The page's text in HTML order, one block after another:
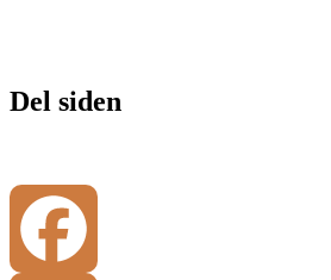
Del siden